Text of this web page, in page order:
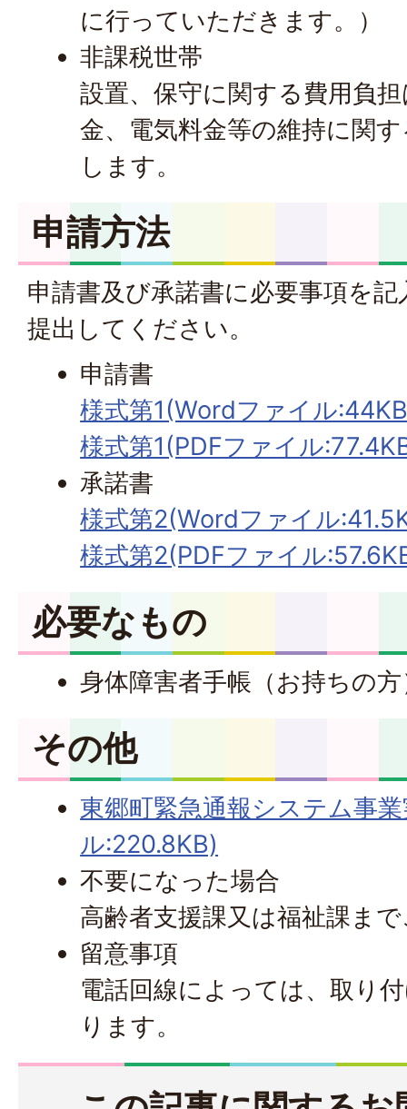
に行っていただきます。）
非課税世帯
設置、保守に関する費用負
金、電気料金等の維持に関
します。
申請方法
申請書及び承諾書に必要事項を
提出してください。
申請書
様式第1(Wordファイル
様式第1(PDFファイル
承諾書
様式第2(Wordファイル
様式第2(PDFファイル
必要なもの
身体障害者手帳（お持ちの
その他
東郷町緊急通報システム事
ル:220.8KB)
不要になった場合
高齢者支援課又は福祉課ま
留意事項
電話回線によっては、取り
ります。